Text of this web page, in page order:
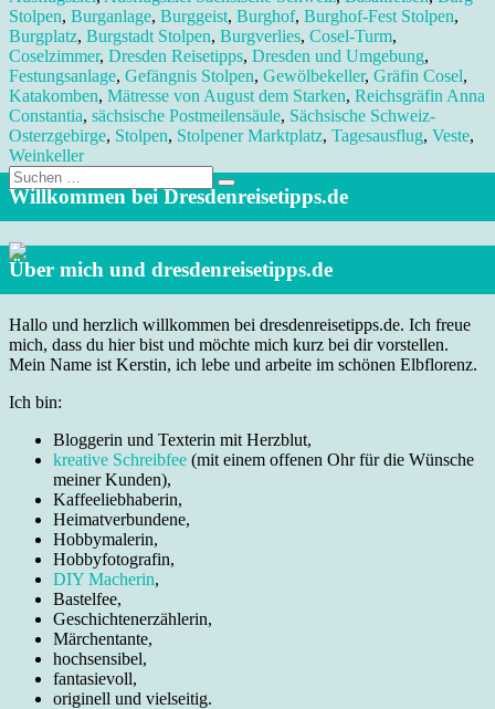
Stolpen, Burganlage, Burggeist, Burghof, Burghof-Fest Stolpen,
Burgplatz, Burgstadt Stolpen, Burgverlies, Cosel-Turm,
Coselzimmer, Dresden Reisetipps, Dresden und Umgebung,
Festungsanlage, Gefängnis Stolpen, Gewölbekeller, Gräfin Cosel,
Katakomben, Mätresse von August dem Starken, Reichsgräfin Anna
Constantia, sächsische Postmeilensäule, Sächsische Schweiz-
Osterzgebirge, Stolpen, Stolpener Marktplatz, Tagesausflug, Veste,
Weinkeller
Suche
nach:
Willkommen bei Dresdenreisetipps.de
Über mich und dresdenreisetipps.de
Hallo und herzlich willkommen bei dresdenreisetipps.de. Ich freue
mich, dass du hier bist und möchte mich kurz bei dir vorstellen.
Mein Name ist Kerstin, ich lebe und arbeite im schönen Elbflorenz.
Ich bin:
Bloggerin und Texterin mit Herzblut,
kreative Schreibfee (mit einem offenen Ohr für die Wünsche
meiner Kunden),
Kaffeeliebhaberin,
Heimatverbundene,
Hobbymalerin,
Hobbyfotografin,
DIY Macherin,
Bastelfee,
Geschichtenerzählerin,
Märchentante,
hochsensibel,
fantasievoll,
originell und vielseitig.